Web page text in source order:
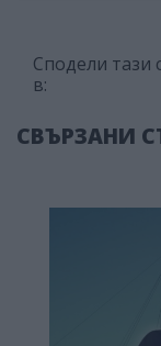
Сподели тази
в:
СВЪРЗАНИ